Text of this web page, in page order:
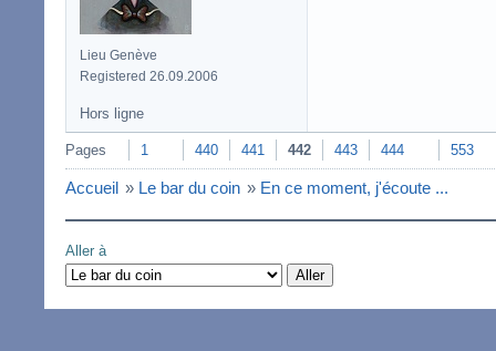
Lieu Genève
Registered 26.09.2006
Hors ligne
Pages 1 440 441 442 443 444 553
Accueil » Le bar du coin » En ce moment, j'écoute ...
Aller à